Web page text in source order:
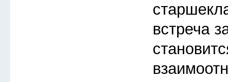
встреча